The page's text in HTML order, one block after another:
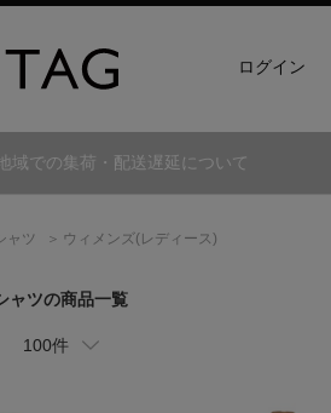
ログイン
域での集荷・配送遅延について
ャツ ウィメンズ(レディース)
ャツの商品一覧
100件